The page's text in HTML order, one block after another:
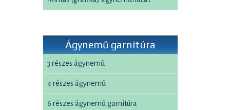
Ágynemű garnitúra
3 részes ágynemű
4 részes ágynemű
6 részes ágynemű garnitúra